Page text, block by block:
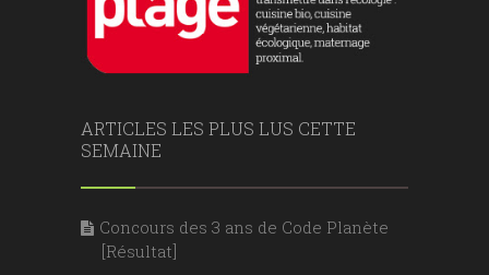
ARTICLES LES PLUS LUS CETTE
SEMAINE
Concours des 3 ans de Code Planète
[Résultat]